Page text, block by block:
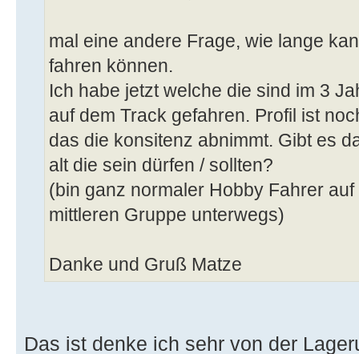
mal eine andere Frage, wie lange
fahren können.
Ich habe jetzt welche die sind im 3
auf dem Track gefahren. Profil ist
das die konsitenz abnimmt. Gibt es
alt die sein dürfen / sollten?
(bin ganz normaler Hobby Fahrer
mittleren Gruppe unterwegs)
Danke und Gruß Matze
Das ist denke ich sehr von der